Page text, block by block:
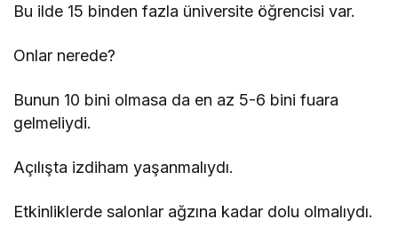
Bu ilde 15 binden fazla üniversite öğrencisi var.
Onlar nerede?
Bunun 10 bini olmasa da en az 5-6 bini fuara
gelmeliydi.
Açılışta izdiham yaşanmalıydı.
Etkinliklerde salonlar ağzına kadar dolu olmalıydı.